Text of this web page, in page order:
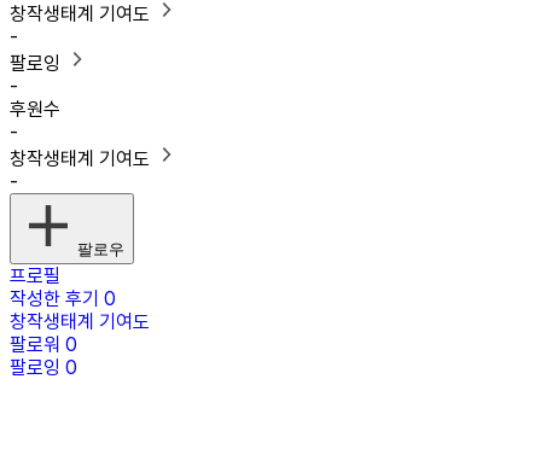
창작생태계 기여도
-
팔로잉
-
후원수
-
창작생태계 기여도
-
팔로우
프로필
작성한 후기 0
창작생태계 기여도
팔로워 0
팔로잉 0